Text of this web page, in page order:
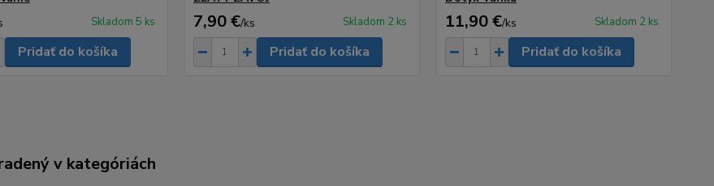
Skladom 5 ks
Pridať do košíka
7,90 €/ks Skladom 2 ks
Pridať do košíka
11,90 €/ks Skladom 2 ks
Pridať do košíka
v kategóriách